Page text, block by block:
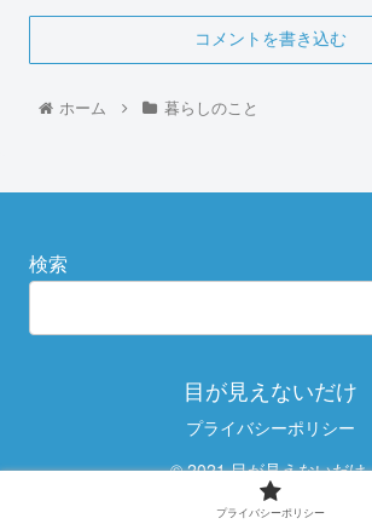
コメントを書き込む
ホーム 暮らしのこと
検索
目が見えないだけ
プライバシーポリシー
© 2021 目が見えないだけ.
プライバシーポリシー